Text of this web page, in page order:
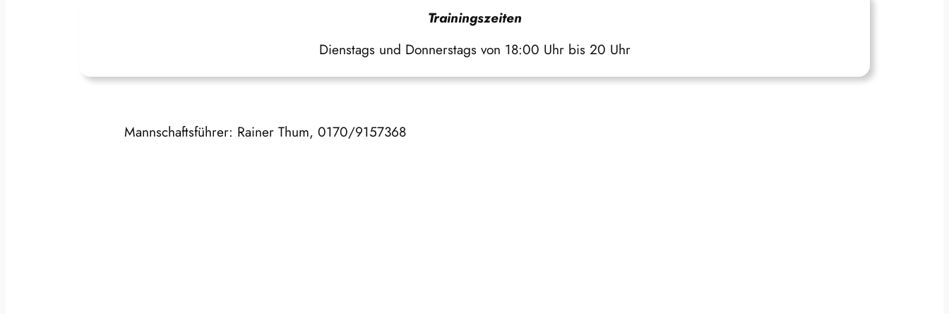
Trainingszeiten
Dienstags und Donnerstags von 18:00 Uhr bis 20 Uhr
Mannschaftsführer: Rainer Thum, 0170/9157368